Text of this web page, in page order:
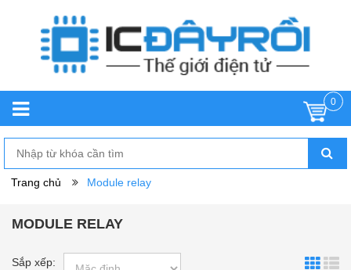
0
Trang chủ Module relay
MODULE RELAY
Sắp xếp: